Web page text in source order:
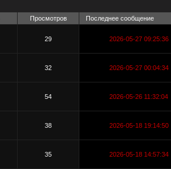
Просмотров Последнее сообщение
29 2026-05-27 09:25:36
32 2026-05-27 00:04:34
54 2026-05-26 11:32:04
38 2026-05-18 19:14:50
35 2026-05-18 14:57:34